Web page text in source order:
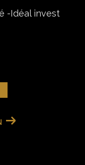
-Idéal invest